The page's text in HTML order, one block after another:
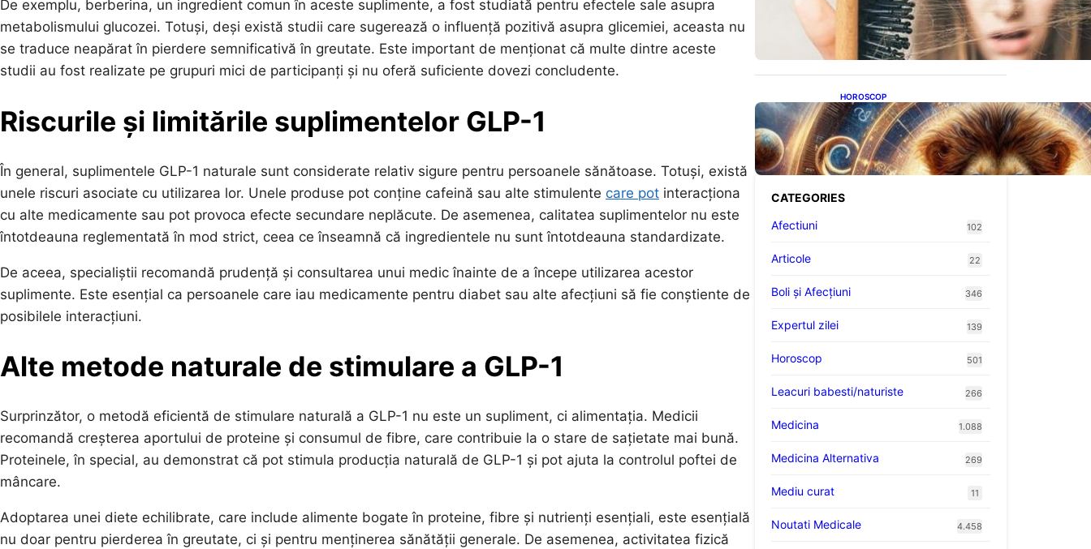
De exemplu, berberina, un ingredient comun în aceste suplimente, a fost studiată pentru efectele sale asupra
metabolismului glucozei. Totuși, deși există studii care sugerează o influență pozitivă asupra glicemiei, aceasta nu
se traduce neapărat în pierdere semnificativă în greutate. Este important de menționat că multe dintre aceste
studii au fost realizate pe grupuri mici de participanți și nu oferă suficiente dovezi concludente.
Riscurile și limitările suplimentelor GLP-1
În general, suplimentele GLP-1 naturale sunt considerate relativ sigure pentru persoanele sănătoase. Totuși, există
unele riscuri asociate cu utilizarea lor. Unele produse pot conține cafeină sau alte stimulente care pot interacționa
cu alte medicamente sau pot provoca efecte secundare neplăcute. De asemenea, calitatea suplimentelor nu este
întotdeauna reglementată în mod strict, ceea ce înseamnă că ingredientele nu sunt întotdeauna standardizate.
De aceea, specialiștii recomandă prudență și consultarea unui medic înainte de a începe utilizarea acestor
suplimente. Este esențial ca persoanele care iau medicamente pentru diabet sau alte afecțiuni să fie conștiente de
posibilele interacțiuni.
Alte metode naturale de stimulare a GLP-1
Surprinzător, o metodă eficientă de stimulare naturală a GLP-1 nu este un supliment, ci alimentația. Medicii
recomandă creșterea aportului de proteine și consumul de fibre, care contribuie la o stare de sațietate mai bună.
Proteinele, în special, au demonstrat că pot stimula producția naturală de GLP-1 și pot ajuta la controlul poftei de
mâncare.
Adoptarea unei diete echilibrate, care include alimente bogate în proteine, fibre și nutrienți esențiali, este esențială
nu doar pentru pierderea în greutate, ci și pentru menținerea sănătății generale. De asemenea, activitatea fizică
proteine: Impactul asupra
sănătății tale
HOROSCOP
Portalul Leului 8/8:
Oportunități de Abundență
pentru Cinci Zodii în 2026
CATEGORIES
Afectiuni
102
Articole 22
Boli și Afecțiuni 346
Expertul zilei 139
Horoscop 501
Leacuri babesti/naturiste 266
Medicina 1.088
Medicina Alternativa 269
Mediu curat 11
Noutati Medicale 4.458